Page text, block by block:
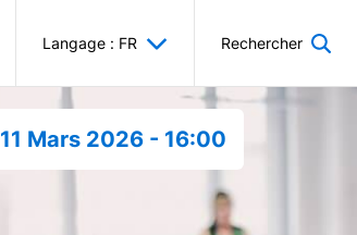
Langage : FR Rechercher
11 Mars 2026 - 16:00